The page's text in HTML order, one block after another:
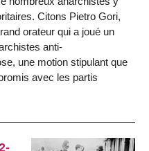
Citons Pietro Gori,
orateur qui a joué un
anti-
une motion stipulant que
avec les partis